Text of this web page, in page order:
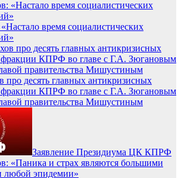
время социалистических
про десять главных антикризисных
КПРФ во главе с Г.А. Зюгановым
правительства Мишустиным
Заявление Президиума ЦК КПРФ